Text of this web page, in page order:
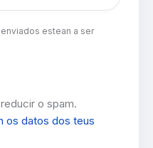
estean a ser
o spam.
os datos dos teus